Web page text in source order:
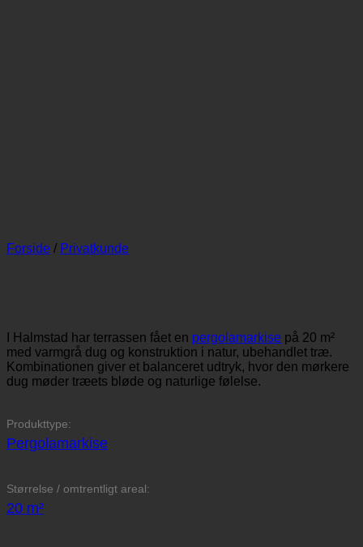
Forside / Privatkunde
I Halmstad har terrassen fået en pergolamarkise på 20 m²
med varmgrå dug og konstruktion i natur, ubehandlet træ.
Kombinationen giver et balanceret udtryk, hvor den mørkere
dug møder træets bløde og naturlige følelse.
Produkttype:
Pergolamarkise
Størrelse / omtrentligt areal:
20 m²